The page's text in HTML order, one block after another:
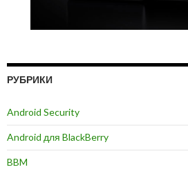
РУБРИКИ
Android Security
Android для BlackBerry
BBM